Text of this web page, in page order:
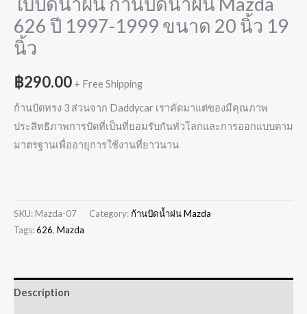
626 ปี 1997-1999 ขนาด 20 นิ้ว 19
นิ้ว
฿290.00 + Free Shipping
ก้านปัดทรง 3 ส่วนจาก Daddycar เราคัดมาแต่ของมีคุณภาพ
ประสิทธิภาพการปัดที่เป็นที่ยอมรับกันทั่วโลกและการออกแบบตาม
มาตรฐานเพื่ออายุการใช้งานที่ยาวนาน
SKU: Mazda-07 Category: ก้านปัดน้ำฝน Mazda
Tags:626, Mazda
Description